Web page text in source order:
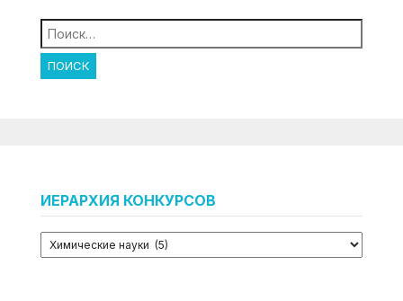
Найти:
ИЕРАРХИЯ КОНКУРСОВ